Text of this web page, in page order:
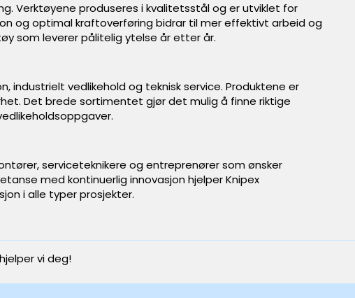
Verktøyene produseres i kvalitetsstål og er utviklet for
og optimal kraftoverføring bidrar til mer effektivt arbeid og
som leverer pålitelig ytelse år etter år.
industrielt vedlikehold og teknisk service. Produktene er
Det brede sortimentet gjør det mulig å finne riktige
serviceteknikere og entreprenører som ønsker
med kontinuerlig innovasjon hjelper Knipex
i alle typer prosjekter.
vi deg!